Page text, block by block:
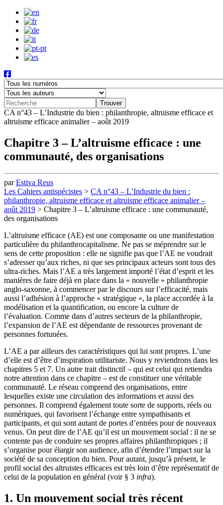
CA n°43 – L’Industrie du bien : philanthropie, altruisme efficace et
altruisme efficace animalier – août 2019
Chapitre 3 – L’altruisme efficace : une
communauté, des organisations
parEstiva Reus
Les Cahiers antispécistes > CA n°43 – L’Industrie du bien :
philanthropie, altruisme efficace et altruisme efficace animalier –
août 2019 > Chapitre 3 – L’altruisme efficace : une communauté,
des organisations
L’altruisme efficace (AE) est une composante ou une manifestation
particulière du philanthrocapitalisme. Ne pas se méprendre sur le
sens de cette proposition : elle ne signifie pas que l’AE ne voudrait
s’adresser qu’aux riches, ni que ses principaux acteurs sont tous des
ultra-riches. Mais l’AE a très largement importé l’état d’esprit et les
manières de faire déjà en place dans la « nouvelle » philanthropie
anglo-saxonne, à commencer par le discours sur l’efficacité, mais
aussi l’adhésion à l’approche « stratégique », la place accordée à la
modélisation et la quantification, ou encore la culture de
l’évaluation. Comme dans d’autres secteurs de la philanthropie,
l’expansion de l’AE est dépendante de ressources provenant de
personnes fortunées.
L’AE a par ailleurs des caractéristiques qui lui sont propres. L’une
d’elle est d’être d’inspiration utilitariste. Nous y reviendrons dans les
chapitres 5 et 7. Un autre trait distinctif – qui est celui qui retiendra
notre attention dans ce chapitre – est de constituer une véritable
communauté. Le réseau comprend des organisations, entre
lesquelles existe une circulation des informations et aussi des
personnes. Il comprend également toute sorte de supports, réels ou
numériques, qui favorisent l’échange entre sympathisants et
participants, et qui sont autant de portes d’entrées pour de nouveaux
venus. On peut dire de l’AE qu’il est un mouvement social : il ne se
contente pas de conduire ses propres affaires philanthropiques ; il
s’organise pour élargir son audience, afin d’étendre l’impact sur la
société de sa conception du bien. Pour autant, jusqu’à présent, le
profil social des altruistes efficaces est très loin d’être représentatif de
celui de la population en général (voir § 3 infra).
1. Un mouvement social très récent